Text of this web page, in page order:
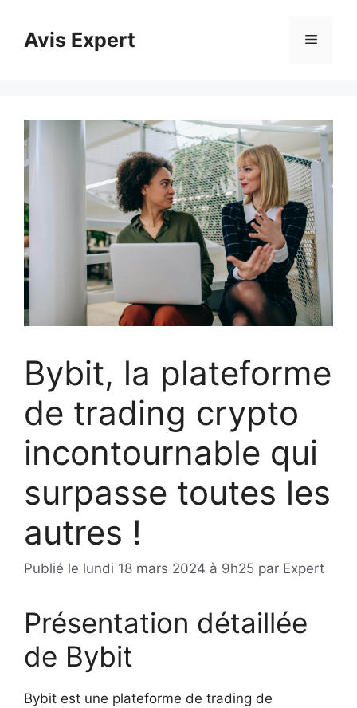
contenuAvis Expert Menu
Bybit, la plateforme
de trading crypto
incontournable qui
surpasse toutes les
autres !
Publié le lundi 18 mars 2024 à 9h25 par Expert
Présentation détaillée
de Bybit
Bybit est une plateforme de trading de